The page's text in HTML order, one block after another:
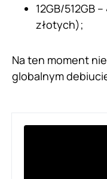
12GB/512GB
złotych);
Na ten moment
globalnym